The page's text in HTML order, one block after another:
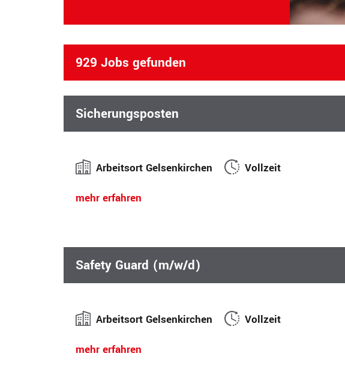
929 Jobs gefunden
Sicherungsposten
Arbeitsort Gelsenkirchen
Vollzeit
mehr erfahren
Safety Guard (m/w/d)
Arbeitsort Gelsenkirchen
Vollzeit
mehr erfahren